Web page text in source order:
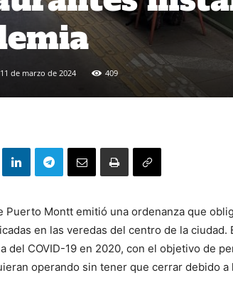
11 de marzo de 2024 409
Puerto Montt emitió una ordenanza que
en las veredas del centro de la ciudad.
del COVID-19 en 2020, con el objetivo de
operando sin tener que cerrar debido